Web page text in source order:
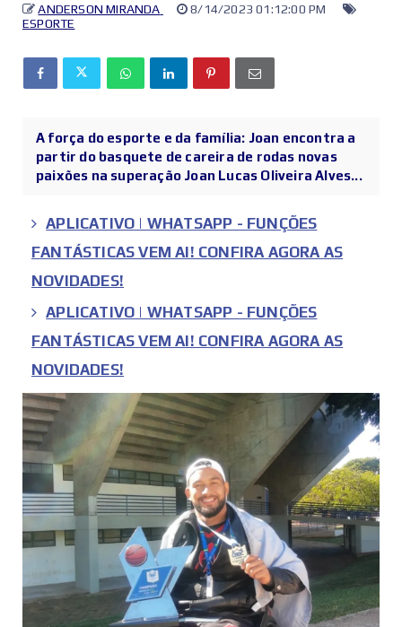
ANDERSON MIRANDA
8/14/2023 01:12:00 PM
ESPORTE
A força do esporte e da família: Joan encontra a
partir do basquete de careira de rodas novas
paixões na superação Joan Lucas Oliveira Alves...
APLICATIVO | WHATSAPP - FUNÇÕES
FANTÁSTICAS VEM AI! CONFIRA AGORA AS
NOVIDADES!
APLICATIVO | WHATSAPP - FUNÇÕES
FANTÁSTICAS VEM AI! CONFIRA AGORA AS
NOVIDADES!